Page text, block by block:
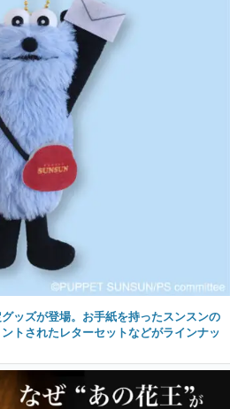
ッズが登場。お手紙を持ったスンスンの
トされたレターセットなどがラインナッ